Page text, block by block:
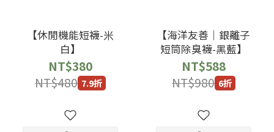
【休閒機能短襪-米
白】
NT$380
NT$480 7.9折
【海洋友善｜銀離子
短筒除臭襪-黑藍】
NT$588
NT$980 6折